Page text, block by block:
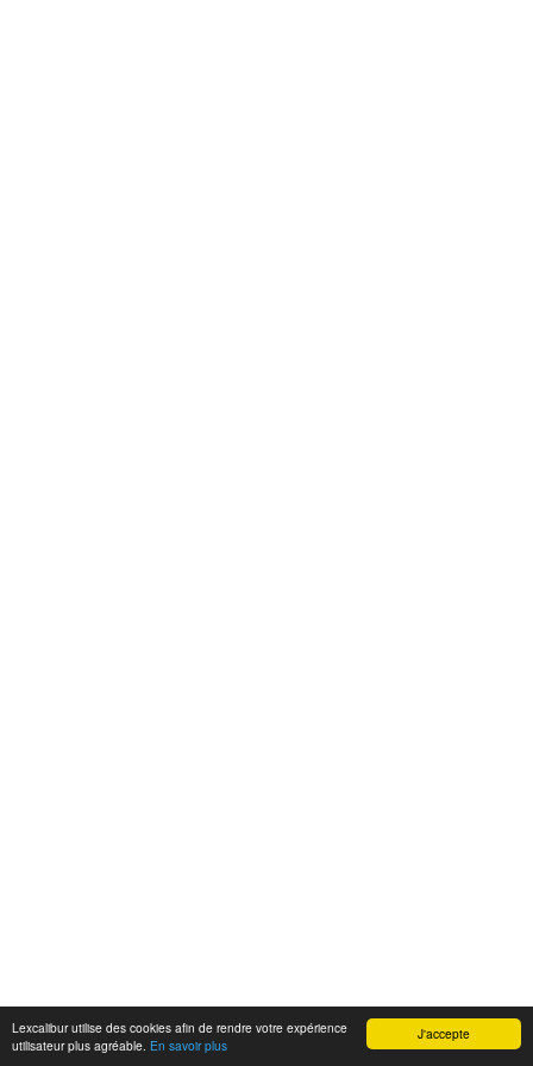
J'accepte
Lexcalibur utilise des cookies afin de rendre votre expérience
utilisateur plus agréable. En savoir plus